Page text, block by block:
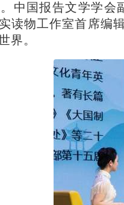
国报告文学学会
读物工作室首席编
界。